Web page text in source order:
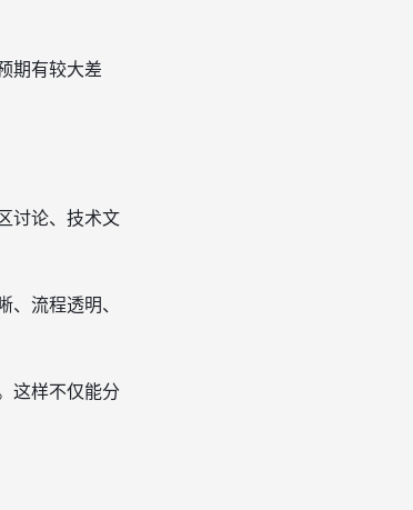
期有较大差
讨论、技术文
流程透明、
这样不仅能分